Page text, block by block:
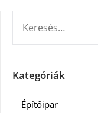
Kategóriák
Építőipar